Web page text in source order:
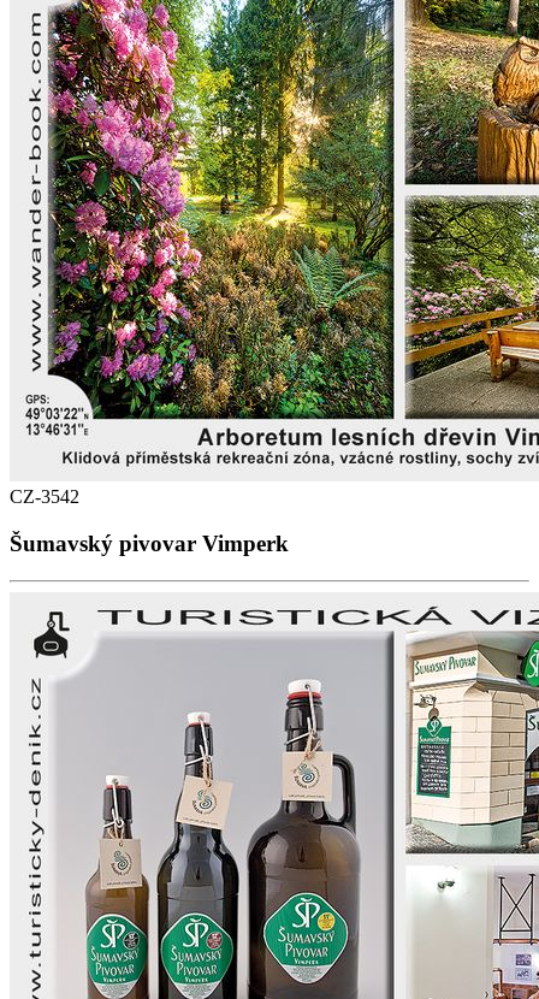
CZ-3542
Šumavský pivovar Vimperk